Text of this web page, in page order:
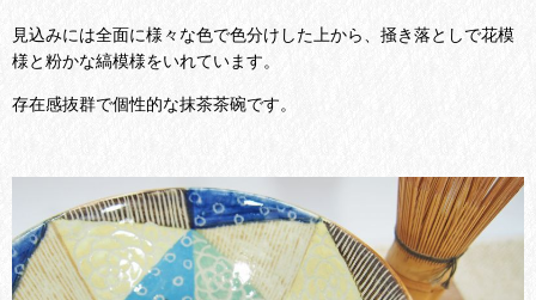
見込みには全面に様々な色で色分けした上から、掻き落としで花模
様と粉かな縞模様をいれています。
存在感抜群で個性的な抹茶茶碗です。